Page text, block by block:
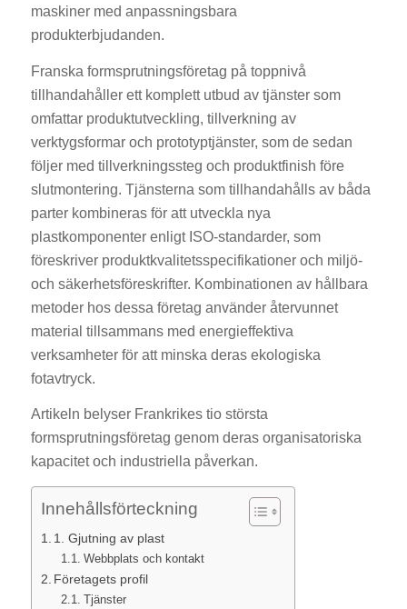
maskiner med anpassningsbara
produkterbjudanden.
Franska formsprutningsföretag på toppnivå
tillhandahåller ett komplett utbud av tjänster som
omfattar produktutveckling, tillverkning av
verktygsformar och prototyptjänster, som de sedan
följer med tillverkningssteg och produktfinish före
slutmontering. Tjänsterna som tillhandahålls av båda
parter kombineras för att utveckla nya
plastkomponenter enligt ISO-standarder, som
föreskriver produktkvalitetsspecifikationer och miljö-
och säkerhetsföreskrifter. Kombinationen av hållbara
metoder hos dessa företag använder återvunnet
material tillsammans med energieffektiva
verksamheter för att minska deras ekologiska
fotavtryck.
Artikeln belyser Frankrikes tio största
formsprutningsföretag genom deras organisatoriska
kapacitet och industriella påverkan.
Innehållsförteckning
1. Gjutning av plast
Webbplats och kontakt
Företagets profil
Tjänster